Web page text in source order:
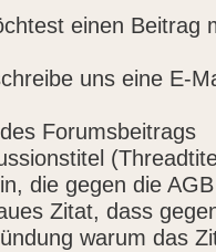
einen Beitrag
uns eine E-
Forumsbeitrags
die gegen die
Zitat, dass
warum das